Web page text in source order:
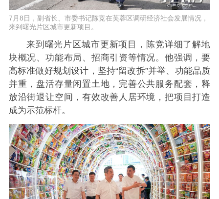
7月8日，副省长、市委书记陈竞在芙蓉区调研经济社会发展情况，
来到曙光片区城市更新项目。
来到曙光片区城市更新项目，陈竞详细了解地
块概况、功能布局、招商引资等情况。他强调，要
高标准做好规划设计，坚持“留改拆”并举、功能品质
并重，盘活存量闲置土地，完善公共服务配套，释
放沿街退让空间，有效改善人居环境，把项目打造
成为示范标杆。